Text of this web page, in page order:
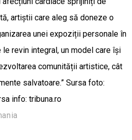
artiștii care aleg să doneze o
unei expoziții personale în
revin integral, un model care își
comunității artistice, cât
salvatoare.” Sursa foto:
info: tribuna.ro